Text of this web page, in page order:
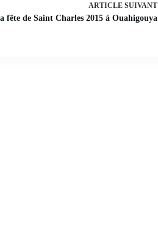
ARTICLESUIVANT
fête de Saint Charles 2015 à Ouahigouya